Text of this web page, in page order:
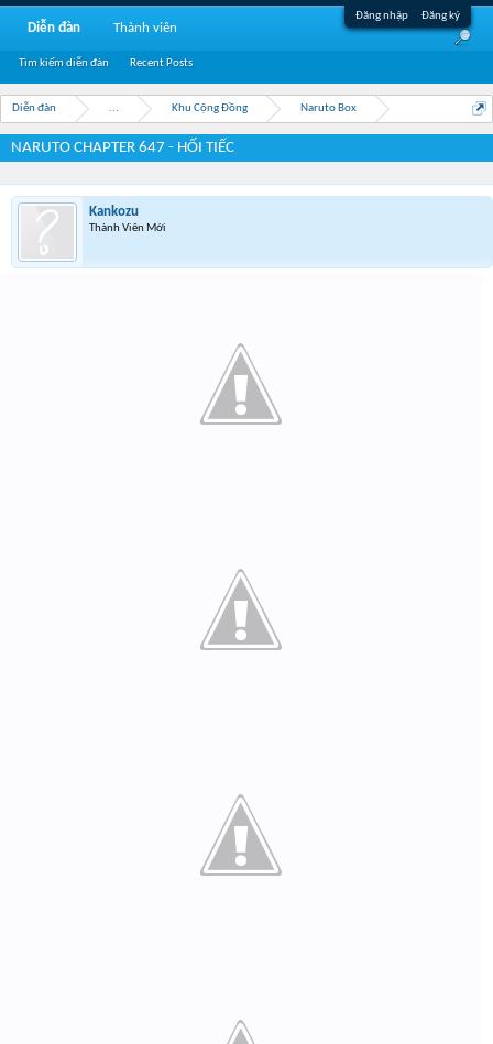
Đăng nhập Đăng ký
Diễn đàn ... Khu Cộng Đồng Naruto Box
NARUTO CHAPTER 647 - HỐI TIẾC
Kankozu
Thành Viên Mới
Diễn đàn
Tìm kiếm diễn đàn Recent Posts
Thành viên